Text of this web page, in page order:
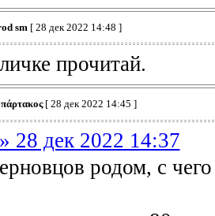
sm [ 28 дек 2022 14:48 ]
прочитай.
[ 28 дек 2022 14:45 ]
28 дек 2022 14:37
родом, с